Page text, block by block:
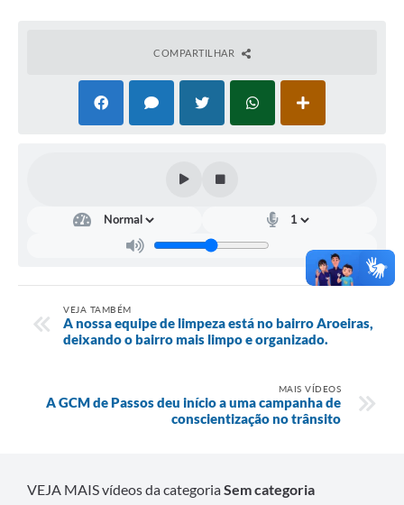
COMPARTILHAR
VEJA TAMBÉM
A nossa equipe de limpeza está no bairro Aroeiras,
deixando o bairro mais limpo e organizado.
MAIS VÍDEOS
A GCM de Passos deu início a uma campanha de
conscientização no trânsito
VEJA MAIS vídeos da categoriaSem categoria